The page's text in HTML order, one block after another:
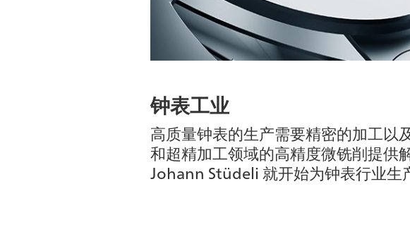
钟表工业
高质量钟表的生产需要精密的加工以
和超精加工领域的高精度微铣削提供
Johann Stüdeli 就开始为钟表行业生